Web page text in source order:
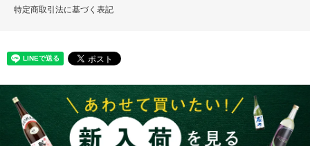
特定商取引法に基づく表記